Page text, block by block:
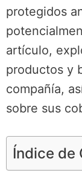
protegidos
artículo,
productos y
compañía,
sobre sus
Índice de